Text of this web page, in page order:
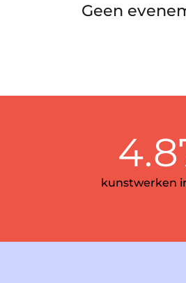
Geen
kunstwerken